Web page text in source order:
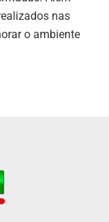
nas
o ambiente